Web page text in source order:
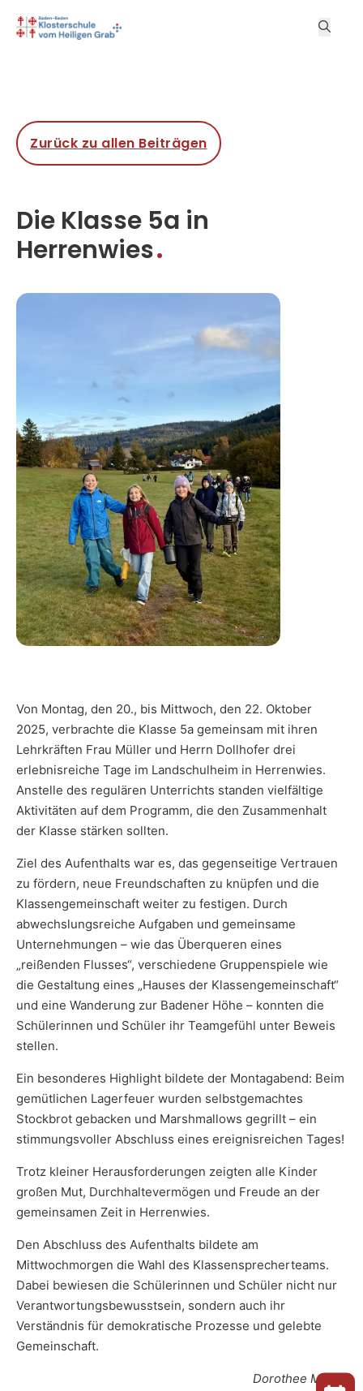
Zurück zu allen Beiträgen
Die Klasse 5a in
Herrenwies
Von Montag, den 20., bis Mittwoch, den 22. Oktober
2025, verbrachte die Klasse 5a gemeinsam mit ihren
Lehrkräften Frau Müller und Herrn Dollhofer drei
erlebnisreiche Tage im Landschulheim in Herrenwies.
Anstelle des regulären Unterrichts standen vielfältige
Aktivitäten auf dem Programm, die den Zusammenhalt
der Klasse stärken sollten.
Ziel des Aufenthalts war es, das gegenseitige Vertrauen
zu fördern, neue Freundschaften zu knüpfen und die
Klassengemeinschaft weiter zu festigen. Durch
abwechslungsreiche Aufgaben und gemeinsame
Unternehmungen – wie das Überqueren eines
„reißenden Flusses“, verschiedene Gruppenspiele wie
die Gestaltung eines „Hauses der Klassengemeinschaft“
und eine Wanderung zur Badener Höhe – konnten die
Schülerinnen und Schüler ihr Teamgefühl unter Beweis
stellen.
Ein besonderes Highlight bildete der Montagabend: Beim
gemütlichen Lagerfeuer wurden selbstgemachtes
Stockbrot gebacken und Marshmallows gegrillt – ein
stimmungsvoller Abschluss eines ereignisreichen Tages!
Trotz kleiner Herausforderungen zeigten alle Kinder
großen Mut, Durchhaltevermögen und Freude an der
gemeinsamen Zeit in Herrenwies.
Den Abschluss des Aufenthalts bildete am
Mittwochmorgen die Wahl des Klassensprecherteams.
Dabei bewiesen die Schülerinnen und Schüler nicht nur
Verantwortungsbewusstsein, sondern auch ihr
Verständnis für demokratische Prozesse und gelebte
Gemeinschaft.
Dorothee Müller